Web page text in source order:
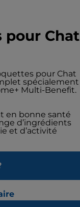
pour Chat
pour Chat
spécialement
Multi-Benefit.
en bonne santé
d’ingrédients
et d’activité